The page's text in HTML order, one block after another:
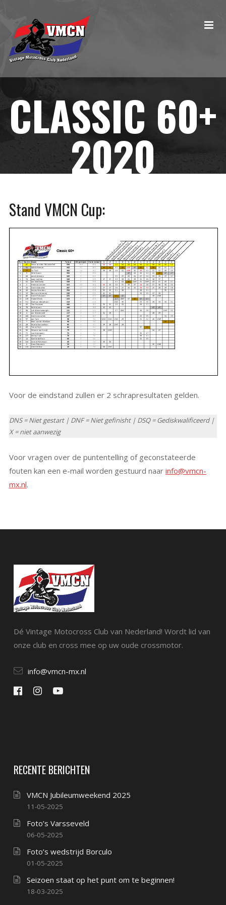
CLASSIC 60+
2020
Stand VMCN Cup:
Voor de eindstand zullen er 2 schrapresultaten gelden.
DNS = Niet gestart | DNF = Niet gefinisht | DSQ = Gediskwalificeerd |
X = niet aanwezig
Voor vragen over de puntentelling of geconstateerde
fouten kan een e-mail worden gestuurd naar info@vmcn-
mx.nl.
Dé Vintage Motocross Club van Nederland! Wordt lid van
onze club en cross mee op uw oude crossmotor.
info@vmcn-mx.nl
RECENTE BERICHTEN
VMCN Jubileumweekend 2025
11-05-2025
Foto’s Varsseveld
06-05-2025
Foto’s wedstrijd Borculo
01-05-2025
Seizoen staat op het punt om te beginnen!
18-03-2025